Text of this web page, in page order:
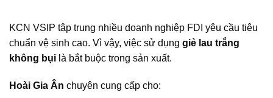
KCN VSIP tập trung nhiều doanh nghiệp FDI yêu cầu tiêu
chuẩn vệ sinh cao. Vì vậy, việc sử dụng giẻ lau trắng
không bụi là bắt buộc trong sản xuất.
Hoài Gia Ân chuyên cung cấp cho: